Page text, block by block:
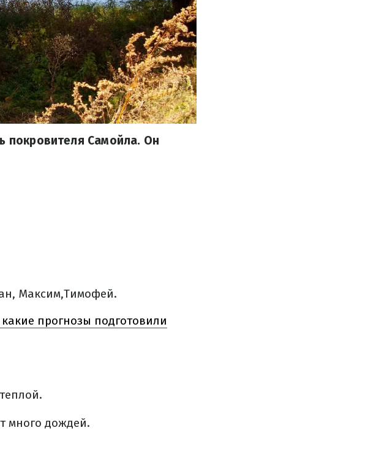
покровителя Самойла. Он
Максим,Тимофей.
прогнозы подготовили
много дождей.